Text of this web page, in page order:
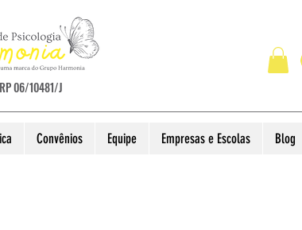
06/10481/J
Convênios Equipe Empresas e Escolas Blog